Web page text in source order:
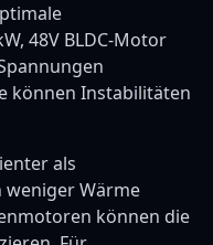
48V BLDC-Motor
können Instabilitäten
als
Wärme
können die